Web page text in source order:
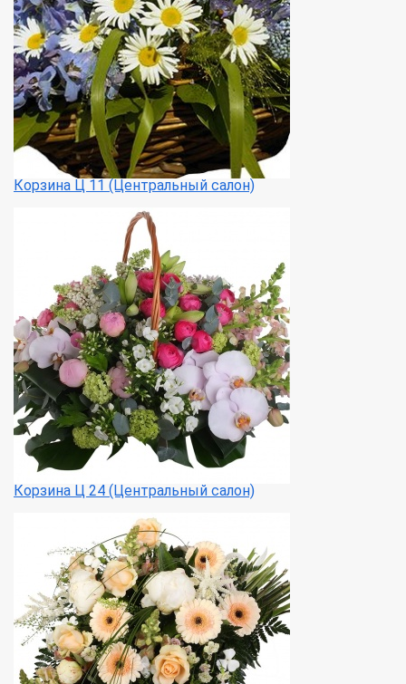
Корзина Ц 11 (Центральный салон)
Корзина Ц 24 (Центральный салон)